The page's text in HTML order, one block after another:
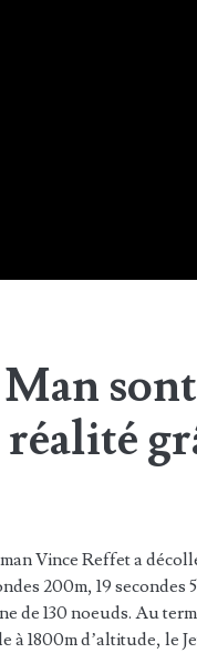
Vince Reffet a
200m, 19 secondes
de 130 noeuds. Au
à 1800m d’altitude, le